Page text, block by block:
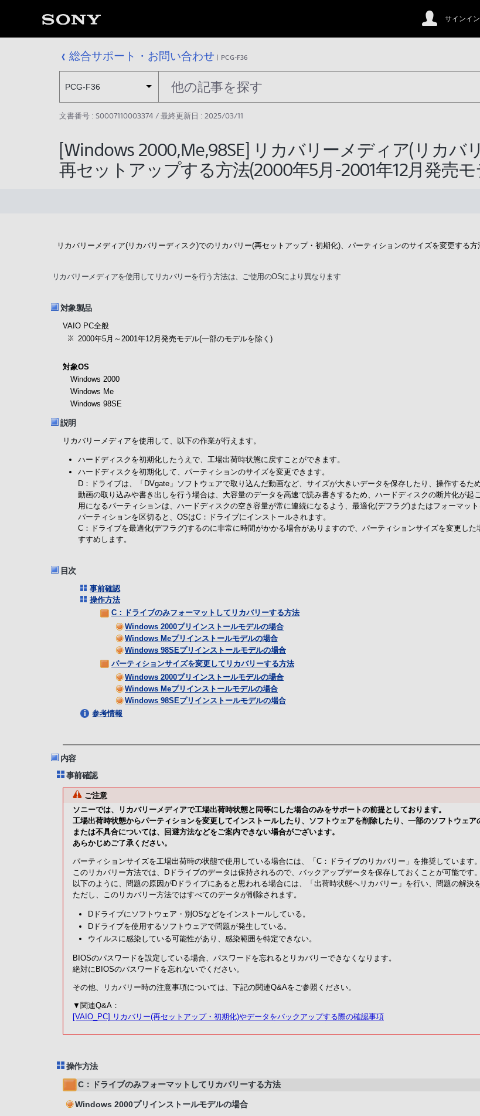
サインイン
総合サポート・お問い合わせ PCG-F36
PCG-F36
文書番号 : S0007110003374 / 最終更新日 : 2025/03/11
[Windows 2000,Me,98SE] リカバリーメディア(リカバ
再セットアップする方法(2000年5月-2001年12月発売
リカバリーメディア(リカバリーディスク)でのリカバリー(再セットアップ・初期化)、パーティションのサイズを変更する方
リカバリーメディアを使用してリカバリーを行う方法は、ご使用のOSにより異なります
対象製品
VAIO PC全般
2000年5月～2001年12月発売モデル(一部のモデルを除く)
対象OS
Windows 2000
Windows Me
Windows 98SE
説明
リカバリーメディアを使用して、以下の作業が行えます。
ハードディスクを初期化したうえで、工場出荷時状態に戻すことができます。
ハードディスクを初期化して、パーティションのサイズを変更できます。
D：ドライブは、「DVgate」ソフトウェアで取り込んだ動画など、サイズが大きいデータを保存したり、操作するた
動画の取り込みや書き出しを行う場合は、大容量のデータを高速で読み書きするため、ハードディスクの断片化が
用になるパーティションは、ハードディスクの空き容量が常に連続になるよう、最適化(デフラグ)またはフォーマット
パーティションを区切ると、OSはC：ドライブにインストールされます。
C：ドライブを最適化(デフラグ)するのに非常に時間がかかる場合がありますので、パーティションサイズを変更し
すすめします。
目次
事前確認
操作方法
C：ドライブのみフォーマットしてリカバリーする方法
Windows 2000プリインストールモデルの場合
Windows Meプリインストールモデルの場合
Windows 98SEプリインストールモデルの場合
パーティションサイズを変更してリカバリーする方法
Windows 2000プリインストールモデルの場合
Windows Meプリインストールモデルの場合
Windows 98SEプリインストールモデルの場合
参考情報
内容
事前確認
ご注意
ソニーでは、リカバリーメディアで工場出荷時状態と同等にした場合のみをサポートの前提としております。
工場出荷時状態からパーティションを変更してインストールしたり、ソフトウェアを削除したり、一部のソフトウェ
または不具合については、回避方法などをご案内できない場合がございます。
あらかじめご了承ください。
パーティションサイズを工場出荷時の状態で使用している場合には、「C：ドライブのリカバリー」を推奨しています。
このリカバリー方法では、Dドライブのデータは保持されるので、バックアップデータを保存しておくことが可能です。
以下のように、問題の原因がDドライブにあると思われる場合には、「出荷時状態へリカバリー」を行い、問題の解決
ただし、このリカバリー方法ではすべてのデータが削除されます。
Dドライブにソフトウェア・別OSなどをインストールしている。
Dドライブを使用するソフトウェアで問題が発生している。
ウイルスに感染している可能性があり、感染範囲を特定できない。
BIOSのパスワードを設定している場合、パスワードを忘れるとリカバリーできなくなります。
絶対にBIOSのパスワードを忘れないでください。
その他、リカバリー時の注意事項については、下記の関連Q&Aをご参照ください。
▼関連Q&A：
[VAIO_PC] リカバリー(再セットアップ・初期化)やデータをバックアップする際の確認事項
操作方法
C：ドライブのみフォーマットしてリカバリーする方法
Windows 2000プリインストールモデルの場合